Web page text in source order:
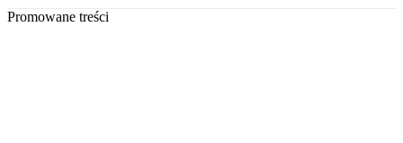
Promowane treści